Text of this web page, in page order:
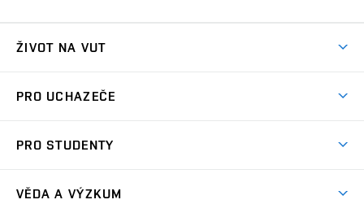
ŽIVOT NA VUT
Koleje
Sport na VUT
PRO UCHAZEČE
Dny otevřených dveří
PRO STUDENTY
VĚDA A VÝZKUM